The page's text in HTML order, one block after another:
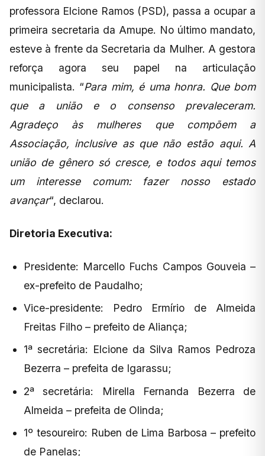
professora Elcione Ramos (PSD), passa a ocupar a
primeira secretaria da Amupe. No último mandato,
esteve à frente da Secretaria da Mulher. A gestora
reforça agora seu papel na articulação
municipalista. “Para mim, é uma honra. Que bom
que a união e o consenso prevaleceram.
Agradeço às mulheres que compõem a
Associação, inclusive as que não estão aqui. A
união de gênero só cresce, e todos aqui temos
um interesse comum: fazer nosso estado
avançar“, declarou.
Diretoria Executiva:
Presidente: Marcello Fuchs Campos Gouveia –
ex-prefeito de Paudalho;
Vice-presidente: Pedro Ermírio de Almeida
Freitas Filho – prefeito de Aliança;
1ª secretária: Elcione da Silva Ramos Pedroza
Bezerra – prefeita de Igarassu;
2ª secretária: Mirella Fernanda Bezerra de
Almeida – prefeita de Olinda;
1º tesoureiro: Ruben de Lima Barbosa – prefeito
de Panelas;